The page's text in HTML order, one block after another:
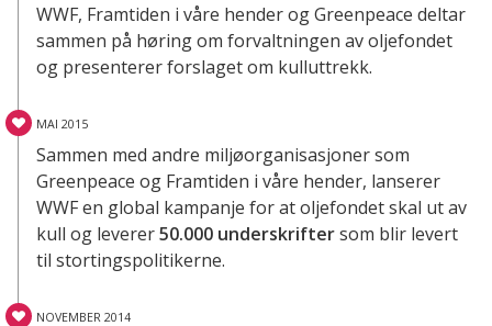
WWF, Framtiden i våre hender og Greenpeace deltar
sammen på høring om forvaltningen av oljefondet
og presenterer forslaget om kulluttrekk.
MAI 2015
Sammen med andre miljøorganisasjoner som
Greenpeace og Framtiden i våre hender, lanserer
WWF en global kampanje for at oljefondet skal ut av
kull og leverer50.000 underskriftersom blir levert
til stortingspolitikerne.
NOVEMBER 2014